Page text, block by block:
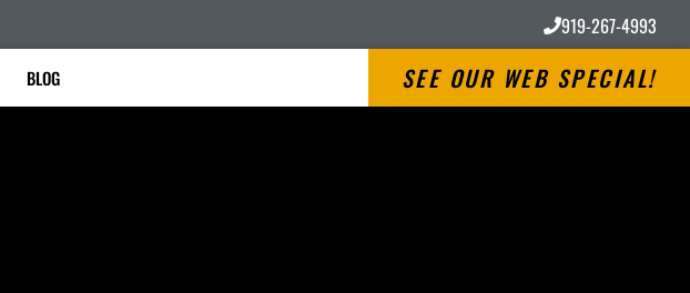
919-267-4993
BLOG SEE OUR WEB SPECIAL!